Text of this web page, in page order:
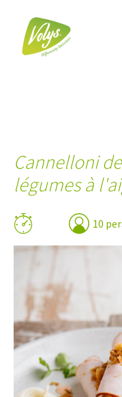
Cannelloni
légumes à
10